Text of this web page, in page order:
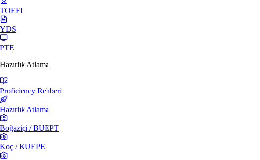
TOEFL
YDS
PTE
Hazırlık Atlama
Proficiency Rehberi
Hazırlık Atlama
Boğaziçi / BUEPT
Koç / KUEPE